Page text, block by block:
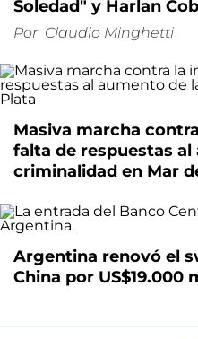
Soledad" y Harlan
Por Claudio Minghetti
Masiva marcha
falta de respuestas al
criminalidad en Mar
Argentina renovó el
China por US$19.000